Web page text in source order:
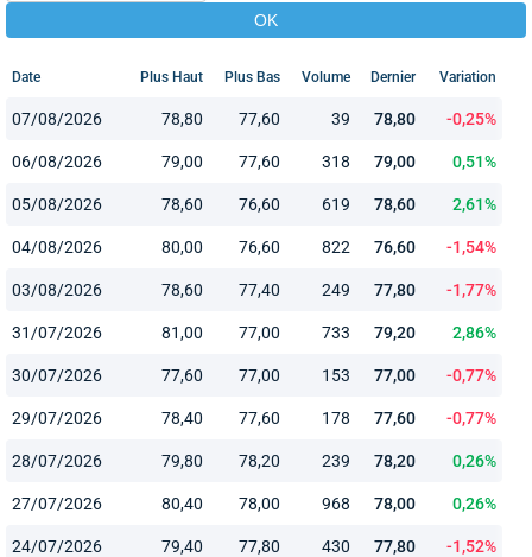
Date Plus Haut Plus Bas Volume Dernier Variation
07/08/2026 78,80 77,60 39 78,80 -0,25%
06/08/2026 79,00 77,60 318 79,00 0,51%
05/08/2026 78,60 76,60 619 78,60 2,61%
04/08/2026 80,00 76,60 822 76,60 -1,54%
03/08/2026 78,60 77,40 249 77,80 -1,77%
31/07/2026 81,00 77,00 733 79,20 2,86%
30/07/2026 77,60 77,00 153 77,00 -0,77%
29/07/2026 78,40 77,60 178 77,60 -0,77%
28/07/2026 79,80 78,20 239 78,20 0,26%
27/07/2026 80,40 78,00 968 78,00 0,26%
24/07/2026 79,40 77,80 430 77,80 -1,52%